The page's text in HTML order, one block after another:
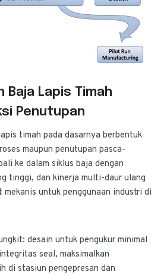
Baja Lapis Timah
Penutupan
timah pada dasarnya berbentuk
maupun penutupan pasca-
ke dalam siklus baja dengan
tinggi, dan kinerja multi-daur ulang
untuk penggunaan industri di
desain untuk pengukur minimal
seal, maksimalkan
di stasiun pengepresan dan